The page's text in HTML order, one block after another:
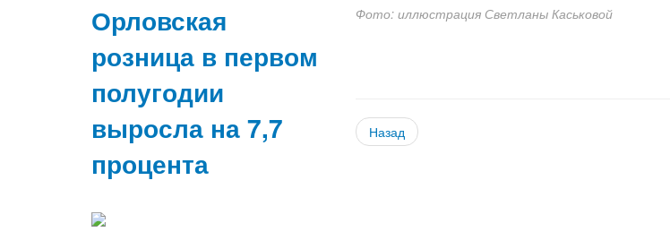
Фото: иллюстрация Светланы Каськовой
Назад
Орловская
розница в первом
полугодии
выросла на 7,7
процента